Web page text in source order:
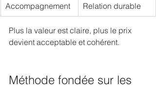
Accompagnement Relation durable
Plus la valeur est claire, plus le prix
devient acceptable et cohérent.
Méthode fondée sur les